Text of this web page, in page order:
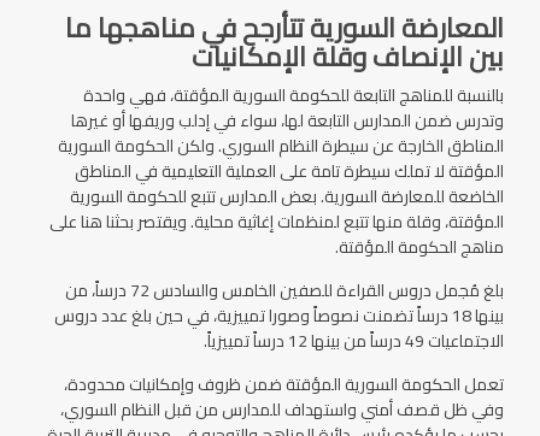
المعارضة السورية تتأرجح في مناهجها ما
بين الإنصاف وقلة الإمكانيات
بالنسبة للمناهج التابعة للحكومة السورية المؤقتة، فهي واحدة
وتدرس ضمن المدارس التابعة لها، سواء في إدلب وريفها أو غيرها
المناطق الخارجة عن سيطرة النظام السوري. ولكن الحكومة السورية
المؤقتة لا تملك سيطرة تامة على العملية التعليمية في المناطق
الخاضعة للمعارضة السورية. بعض المدارس تتبع للحكومة السورية
المؤقتة، وقلة منها تتبع لمنظمات إغاثية محلية. ويقتصر بحثنا هنا على
مناهج الحكومة المؤقتة.
بلغ مُجمل دروس القراءة للصفين الخامس والسادس 72 درساً، من
بينها 18 درساً تضمنت نصوصاً وصورا تمييزية، في حين بلغ عدد دروس
الاجتماعيات 49 درساً من بينها 12 درساً تمييزياً.
تعمل الحكومة السورية المؤقتة ضمن ظروف وإمكانيات محدودة،
وفي ظل قصف أمني واستهداف للمدارس من قبل النظام السوري،